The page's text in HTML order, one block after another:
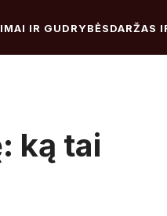
IR GUDRYBĖSDARŽAS
ką tai